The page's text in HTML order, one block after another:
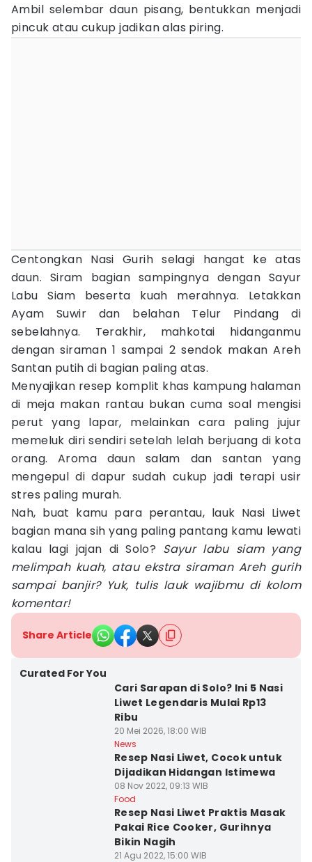
Ambil selembar daun pisang, bentukkan menjadi
pincuk atau cukup jadikan alas piring.
Centongkan Nasi Gurih selagi hangat ke atas
daun. Siram bagian sampingnya dengan Sayur
Labu Siam beserta kuah merahnya. Letakkan
Ayam Suwir dan belahan Telur Pindang di
sebelahnya. Terakhir, mahkotai hidanganmu
dengan siraman 1 sampai 2 sendok makan Areh
Santan putih di bagian paling atas.
Menyajikan resep komplit khas kampung halaman
di meja makan rantau bukan cuma soal mengisi
perut yang lapar, melainkan cara paling jujur
memeluk diri sendiri setelah lelah berjuang di kota
orang. Aroma daun salam dan santan yang
mengepul di dapur sudah cukup jadi terapi usir
stres paling murah.
Nah, buat kamu para perantau, lauk Nasi Liwet
bagian mana sih yang paling pantang kamu lewati
kalau lagi jajan di Solo? Sayur labu siam yang
melimpah kuah, atau ekstra siraman Areh gurih
sampai banjir? Yuk, tulis lauk wajibmu di kolom
komentar!
Share Article
Curated For You
Cari Sarapan di Solo? Ini 5 Nasi
Liwet Legendaris Mulai Rp13
Ribu
20 Mei 2026, 18:00 WIB
News
Resep Nasi Liwet, Cocok untuk
Dijadikan Hidangan Istimewa
08 Nov 2022, 09:13 WIB
Food
Resep Nasi Liwet Praktis Masak
Pakai Rice Cooker, Gurihnya
Bikin Nagih
21 Agu 2022, 15:00 WIB